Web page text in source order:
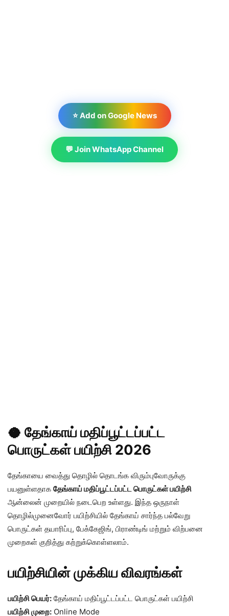
⭐ Add on Google News
💬 Join WhatsApp Channel
🥥 தேங்காய் மதிப்பூட்டப்பட்ட
பொருட்கள் பயிற்சி 2026
தேங்காயை வைத்து தொழில் தொடங்க விரும்புவோருக்கு
பயனுள்ளதாக தேங்காய் மதிப்பூட்டப்பட்ட பொருட்கள் பயிற்சி
ஆன்லைன் முறையில் நடைபெற உள்ளது. இந்த ஒருநாள்
தொழில்முனைவோர் பயிற்சியில் தேங்காய் சார்ந்த பல்வேறு
பொருட்கள் தயாரிப்பு, பேக்கேஜிங், பிராண்டிங் மற்றும் விற்பனை
முறைகள் குறித்து கற்றுக்கொள்ளலாம்.
பயிற்சியின் முக்கிய விவரங்கள்
பயிற்சி பெயர்: தேங்காய் மதிப்பூட்டப்பட்ட பொருட்கள் பயிற்சி
பயிற்சி முறை: Online Mode